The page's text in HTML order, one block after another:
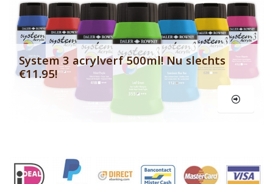
System 3 acrylverf 500ml! Nu slechts
€11.95!